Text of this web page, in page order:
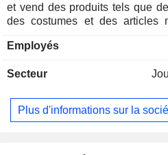
et vend des produits tels que
des costumes et des articles
d'externalisation de la
En outre, la société s'occupe
mode, les jouets, l'édition,
médicaments utilisant des
Employés
Secteur
Plus d'informations sur la